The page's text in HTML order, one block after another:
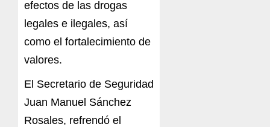
efectos de las drogas
legales e ilegales, así
como el fortalecimiento de
valores.
El Secretario de Seguridad
Juan Manuel Sánchez
Rosales, refrendó el